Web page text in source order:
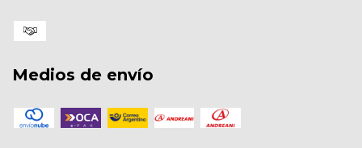
Medios de envío